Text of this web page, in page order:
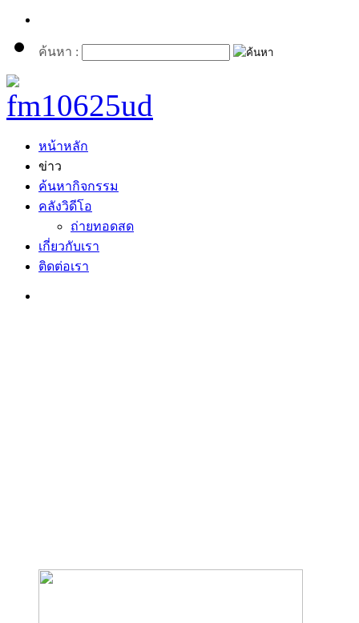
ค้นหา :
หน้าหลัก
ข่าว
ค้นหากิจกรรม
คลังวิดีโอ
ถ่ายทอดสด
เกี่ยวกับเรา
ติดต่อเรา